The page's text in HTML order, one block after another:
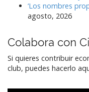
‘Los nombres
agosto, 2026
Colabora con
Si quieres contribuir
club, puedes hacerlo